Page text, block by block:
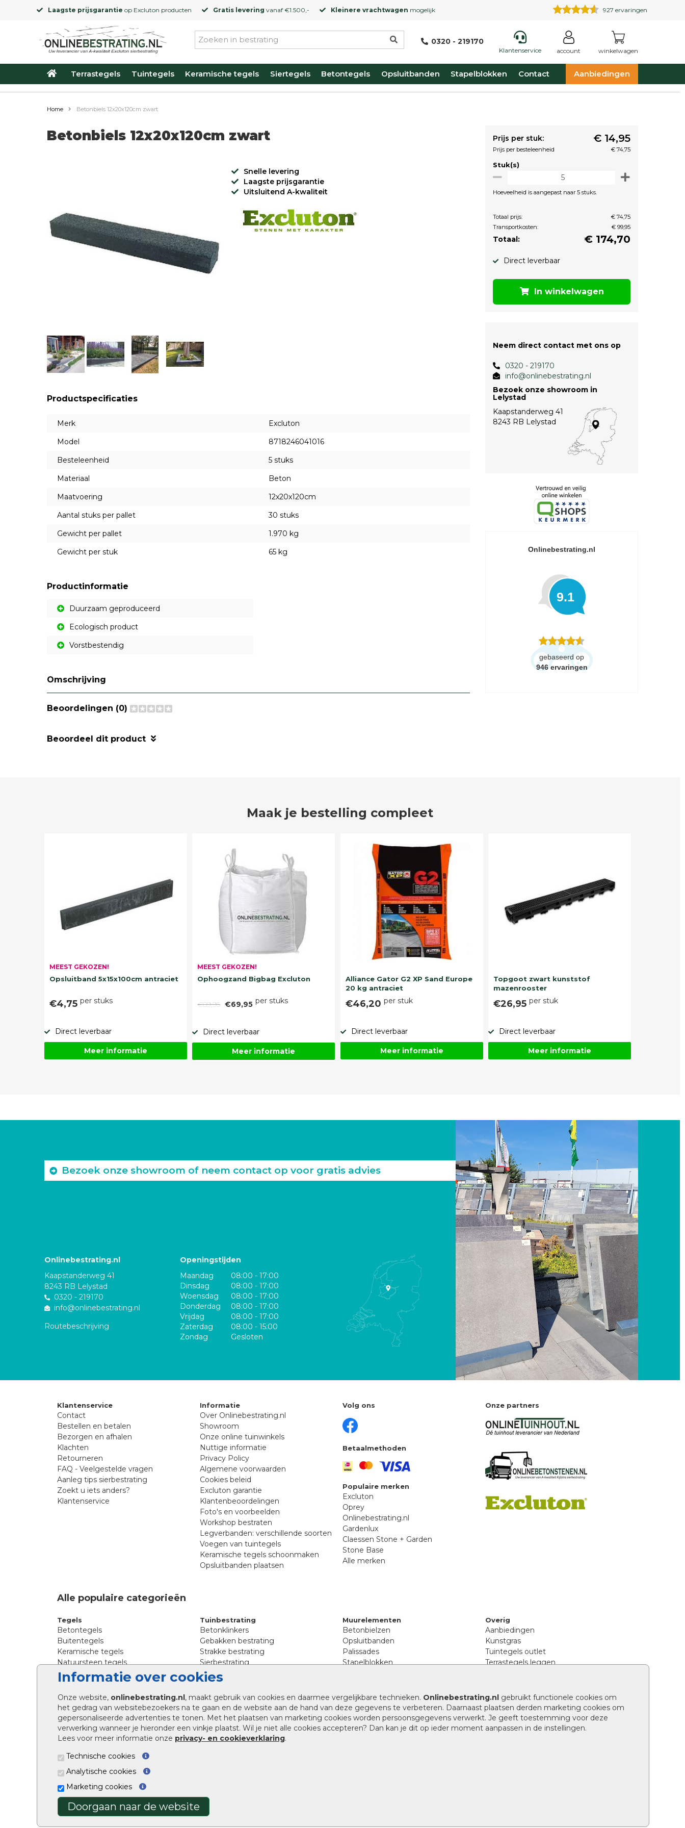
Laagste prijsgarantie op Excluton producten Gratis levering vanaf €1.500,- Kleinere vrachtwagen mogelijk 927 ervaringen
0320 - 219170
Klantenservice account winkelwagen
Terrastegels Tuintegels Keramische tegels Siertegels Betontegels Opsluitbanden Stapelblokken Contact Aanbiedingen
Informatie over cookies
Onze website, onlinebestrating.nl, maakt gebruik van cookies en daarmee vergelijkbare technieken. Onlinebestrating.nl gebruikt functionele cookies om
het gedrag van websitebezoekers na te gaan en de website aan de hand van deze gegevens te verbeteren. Daarnaast plaatsen derden marketing cookies om
gepersonaliseerde advertenties te tonen. Met het plaatsen van marketing cookies worden persoonsgegevens verwerkt. Je geeft toestemming voor deze
verwerking wanneer je hieronder een vinkje plaatst. Wil je niet alle cookies accepteren? Dan kan je dit op ieder moment aanpassen in de instellingen.
Lees voor meer informatie onze privacy- en cookieverklaring.
Technische cookies
Analytische cookies
Marketing cookies
Doorgaan naar de website
Home Betonbiels 12x20x120cm zwart
Betonbiels 12x20x120cm zwart
Snelle levering
Laagste prijsgarantie
Uitsluitend A-kwaliteit
Productspecificaties
Merk
Excluton
Model
8718246041016
Besteleenheid
5 stuks
Materiaal
Beton
Maatvoering
12x20x120cm
Aantal stuks per pallet
30 stuks
Gewicht per pallet
1.970 kg
Gewicht per stuk
65 kg
Productinformatie
Duurzaam geproduceerd
Ecologisch product
Vorstbestendig
Omschrijving
Beoordelingen (0)
Beoordeel dit product
Prijs per stuk: € 14,95
Prijs per besteleenheid € 74,75
Stuk(s)
Hoeveelheid is aangepast naar 5 stuks.
Totaal prijs:
€ 74,75
Transportkosten:
€ 99,95
Totaal: € 174,70
Direct leverbaar
In winkelwagen
Neem direct contact met ons op
0320 - 219170
info@onlinebestrating.nl
Bezoek onze showroom in
Lelystad
Kaapstanderweg 41
8243 RB Lelystad
Onlinebestrating.nl
9.1
gebaseerd op
946 ervaringen
Maak je bestelling compleet
MEEST GEKOZEN!
Opsluitband 5x15x100cm antraciet
€4,75 per stuks
Direct leverbaar
Meer informatie
MEEST GEKOZEN!
Ophoogzand Bigbag Excluton
€89,95 €69,95 per stuks
Direct leverbaar
Meer informatie
Alliance Gator G2 XP Sand Europe
20 kg antraciet
€46,20 per stuk
Direct leverbaar
Meer informatie
Topgoot zwart kunststof
mazenrooster
€26,95 per stuk
Direct leverbaar
Meer informatie
Bezoek onze showroom of neem contact op voor gratis advies
Onlinebestrating.nl
Kaapstanderweg 41
8243 RB Lelystad
0320 - 219170
info@onlinebestrating.nl
Routebeschrijving
Openingstijden
Maandag
08:00 - 17:00
Dinsdag
08:00 - 17:00
Woensdag
08:00 - 17:00
Donderdag
08:00 - 17:00
Vrijdag
08:00 - 17:00
Zaterdag
08:00 - 15:00
Zondag
Gesloten
Klantenservice
Contact
Bestellen en betalen
Bezorgen en afhalen
Klachten
Retourneren
FAQ - Veelgestelde vragen
Aanleg tips sierbestrating
Zoekt u iets anders?
Klantenservice
Informatie
Over Onlinebestrating.nl
Showroom
Onze online tuinwinkels
Nuttige informatie
Privacy Policy
Algemene voorwaarden
Cookies beleid
Excluton garantie
Klantenbeoordelingen
Foto's en voorbeelden
Workshop bestraten
Legverbanden: verschillende soorten
Voegen van tuintegels
Keramische tegels schoonmaken
Opsluitbanden plaatsen
Volg ons
Betaalmethoden
Populaire merken
Excluton
Oprey
Onlinebestrating.nl
Gardenlux
Claessen Stone + Garden
Stone Base
Alle merken
Onze partners
Alle populaire categorieën
Tegels
Betontegels
Buitentegels
Keramische tegels
Natuursteen tegels
Siertegels
Stoeptegels
Straattegels
Terrastegels
Tuintegels
Tuinbestrating
Betonklinkers
Gebakken bestrating
Strakke bestrating
Sierbestrating
Straatklinkers
Straatstenen
Trommelstenen
Tuinstenen
Waalformaat
Wildverband bestrating
Kingstones
Muurelementen
Betonbielzen
Opsluitbanden
Palissades
Stapelblokken
Afwatering en diversen
Beplantings en betonelementen
Split, grind en zand
Oprit tegels
Overig
Aanbiedingen
Kunstgras
Tuintegels outlet
Terrastegels leggen
Legpatronen betonstenen
Hoe betonstenen onderhouden
Aanlegtips voor betonstenen
Verschil betontegels en keramische
Onlinebestrating.nl ©2026